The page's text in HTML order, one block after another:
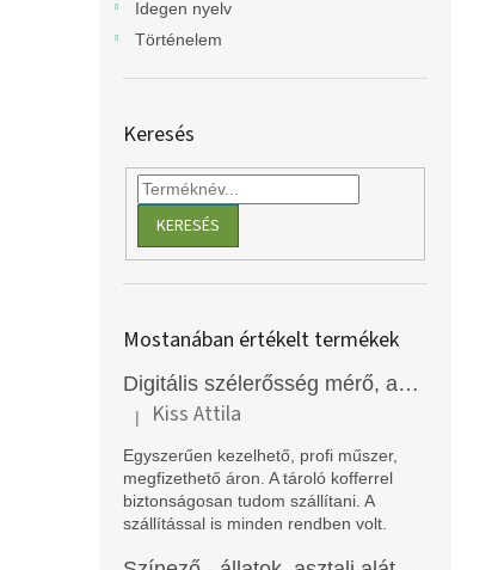
Idegen nyelv
Történelem
Keresés
KERESÉS
Mostanában értékelt termékek
Digitális szélerősség mérő, anemométer, EM2250
A termék értékelése 5-ből 5 csillag.
| Kiss Attila
Egyszerűen kezelhető, profi műszer,
megfizethető áron. A tároló kofferrel
biztonságosan tudom szállítani. A
szállítással is minden rendben volt.